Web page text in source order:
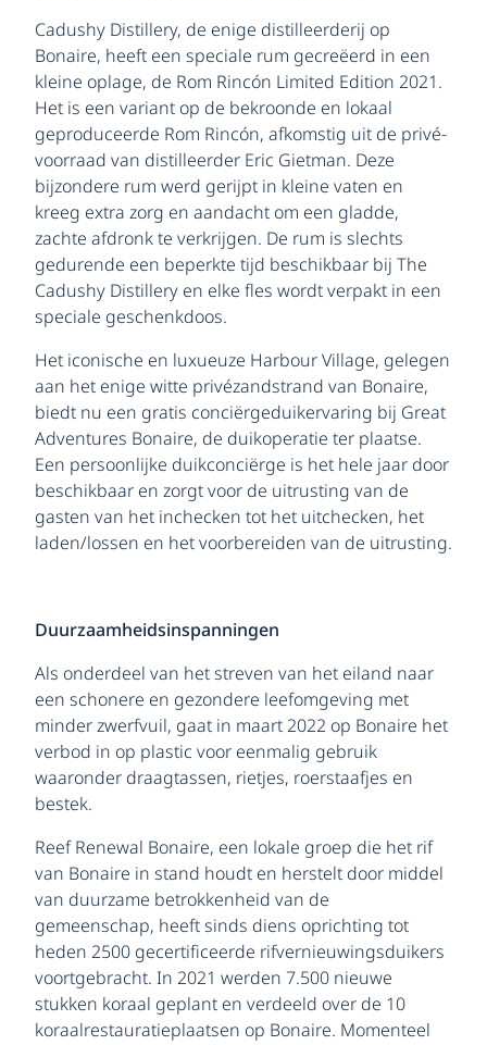
Cadushy Distillery, de enige distilleerderij op
Bonaire, heeft een speciale rum gecreëerd in een
kleine oplage, de Rom Rincón Limited Edition 2021.
Het is een variant op de bekroonde en lokaal
geproduceerde Rom Rincón, afkomstig uit de privé-
voorraad van distilleerder Eric Gietman. Deze
bijzondere rum werd gerijpt in kleine vaten en
kreeg extra zorg en aandacht om een gladde,
zachte afdronk te verkrijgen. De rum is slechts
gedurende een beperkte tijd beschikbaar bij The
Cadushy Distillery en elke fles wordt verpakt in een
speciale geschenkdoos.
Het iconische en luxueuze Harbour Village, gelegen
aan het enige witte privézandstrand van Bonaire,
biedt nu een gratis conciërgeduikervaring bij Great
Adventures Bonaire, de duikoperatie ter plaatse.
Een persoonlijke duikconciërge is het hele jaar door
beschikbaar en zorgt voor de uitrusting van de
gasten van het inchecken tot het uitchecken, het
laden/lossen en het voorbereiden van de uitrusting.
Duurzaamheidsinspanningen
Als onderdeel van het streven van het eiland naar
een schonere en gezondere leefomgeving met
minder zwerfvuil, gaat in maart 2022 op Bonaire het
verbod in op plastic voor eenmalig gebruik
waaronder draagtassen, rietjes, roerstaafjes en
bestek.
Reef Renewal Bonaire, een lokale groep die het rif
van Bonaire in stand houdt en herstelt door middel
van duurzame betrokkenheid van de
gemeenschap, heeft sinds diens oprichting tot
heden 2500 gecertificeerde rifvernieuwingsduikers
voortgebracht. In 2021 werden 7.500 nieuwe
stukken koraal geplant en verdeeld over de 10
koraalrestauratieplaatsen op Bonaire. Momenteel